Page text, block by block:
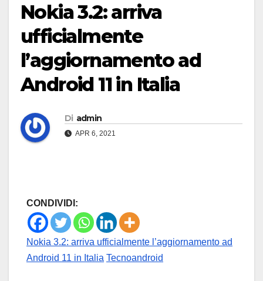
Nokia 3.2: arriva
ufficialmente
l’aggiornamento ad
Android 11 in Italia
Di admin
APR 6, 2021
CONDIVIDI:
Nokia 3.2: arriva ufficialmente l’aggiornamento ad
Android 11 in Italia Tecnoandroid